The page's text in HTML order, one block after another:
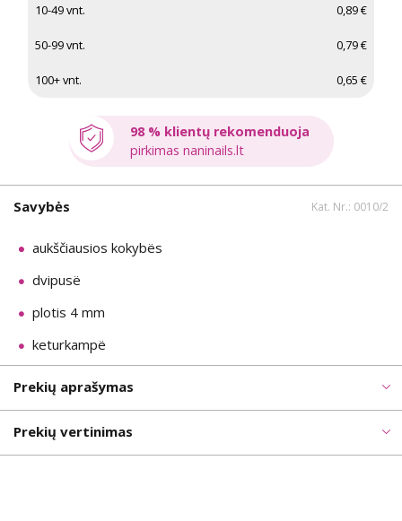
10-49 vnt. 0,89 €
50-99 vnt. 0,79 €
100+ vnt. 0,65 €
98 % klientų rekomenduoja
pirkimas naninails.lt
Savybės Kat. Nr.: 0010/2
aukščiausios kokybës
dvipusë
plotis 4 mm
keturkampë
Prekių aprašymas
Prekių vertinimas